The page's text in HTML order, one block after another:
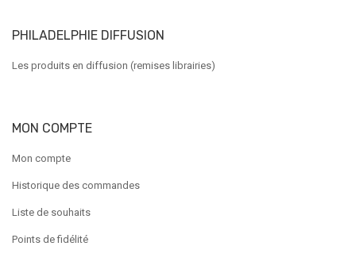
PHILADELPHIE DIFFUSION
Les produits en diffusion (remises librairies)
MON COMPTE
Mon compte
Historique des commandes
Liste de souhaits
Points de fidélité